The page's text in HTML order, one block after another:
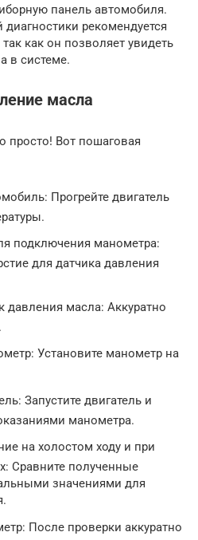
панель автомобиля.
диагностики рекомендуется
как он позволяет увидеть
в системе.
масла
просто! Вот пошаговая
Прогрейте двигатель
подключения манометра:
для датчика давления
давления масла: Аккуратно
Установите манометр на
Запустите двигатель и
манометра.
на холостом ходу и при
Сравните полученные
значениями для
После проверки аккуратно